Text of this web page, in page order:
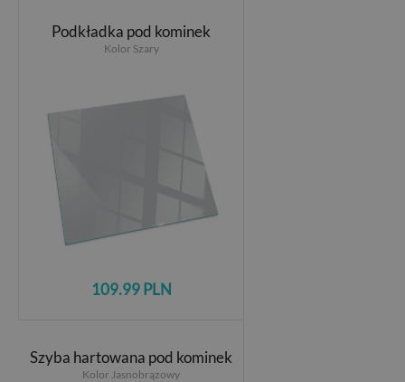
Podkładka pod kominek
Kolor Szary
109.99 PLN
Szyba hartowana pod kominek
Kolor Jasnobrązowy